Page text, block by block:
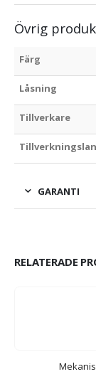
Övrig
Färg
Låsning
Tillverkare
GARANTI
RELATERADE